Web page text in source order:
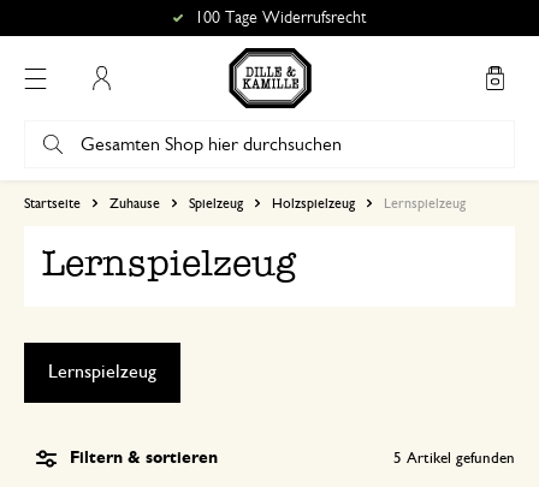
100 Tage Widerrufsrecht
Startseite Zuhause Spielzeug Holzspielzeug Lernspielzeug
Lernspielzeug
Lernspielzeug
Filtern & sortieren 5 Artikel gefunden